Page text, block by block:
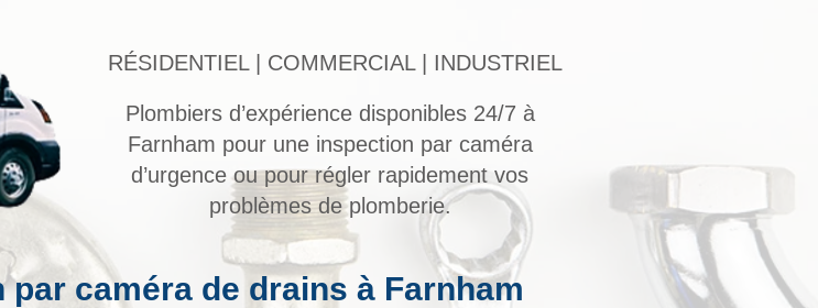
RÉSIDENTIEL | COMMERCIAL | INDUSTRIEL
Plombiers d’expérience disponibles 24/7 à
Farnham pour une inspection par caméra
d’urgence ou pour régler rapidement vos
problèmes de plomberie.
par caméra de drains à Farnham